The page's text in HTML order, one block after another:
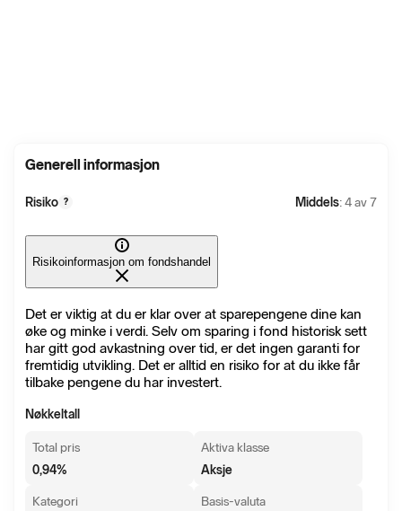
Generell informasjon
Risiko ? Middels: 4 av 7
Risikoinformasjon om fondshandel
Det er viktig at du er klar over at sparepengene dine kan
øke og minke i verdi. Selv om sparing i fond historisk sett
har gitt god avkastning over tid, er det ingen garanti for
fremtidig utvikling. Det er alltid en risiko for at du ikke får
tilbake pengene du har investert.
Nøkkeltall
Total pris
0,94%
Aktiva klasse
Aksje
Kategori
Basis-valuta